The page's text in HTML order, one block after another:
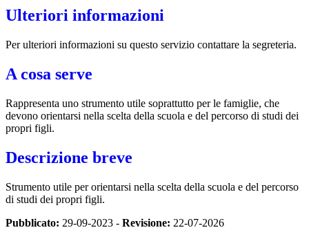
Ulteriori informazioni
Per ulteriori informazioni su questo servizio contattare la segreteria.
A cosa serve
Rappresenta uno strumento utile soprattutto per le famiglie, che
devono orientarsi nella scelta della scuola e del percorso di studi dei
propri figli.
Descrizione breve
Strumento utile per orientarsi nella scelta della scuola e del percorso
di studi dei propri figli.
Pubblicato: 29-09-2023 - Revisione: 22-07-2026